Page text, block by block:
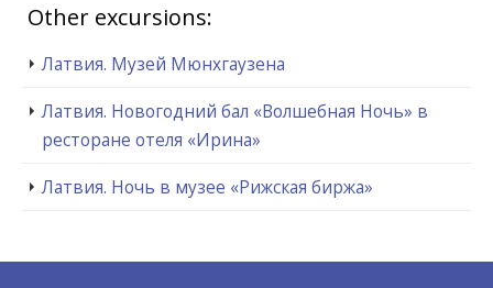
Other excursions:
Латвия. Музей Мюнхгаузена
Латвия. Новогодний бал «Волшебная Ночь» в
ресторане отеля «Ирина»
Латвия. Ночь в музее «Рижская биржа»